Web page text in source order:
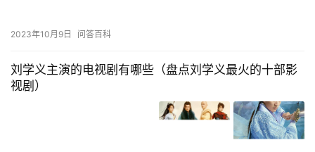
2023年10月9日 问答百科
刘学义主演的电视剧有哪些（盘点刘学义最火的十部影
视剧）